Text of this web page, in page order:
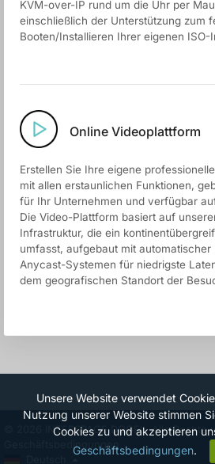
KVM-over-IP rund um die Uhr per
einschließlich der Unterstützung zum
Booten/Installieren Ihrer eigenen ISO-
Online Videoplattform
Erstellen Sie Ihre eigene
mit allen erstaunlichen Funktionen,
für Ihr Unternehmen und verfügbar
Die Video-Plattform basiert auf
Infrastruktur, die ein
umfasst, aufgebaut mit automatischer
Anycast-Systemen für niedrigste
dem geografischen Standort der
Unsere Website verwendet
Nutzung unserer Website stimmen
Cookies zu und akzeptieren
Geschäftsbedingungen.
© 2026 INTERSPACE DOOEL. Alle
Geschäftsbedingungen.